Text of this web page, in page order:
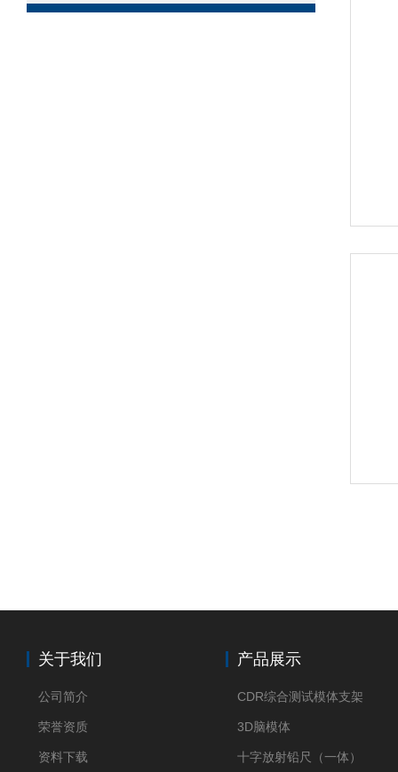
关于我们
公司简介
荣誉资质
资料下载
产品展示
CDR综合测试模体支架
3D脑模体
十字放射铅尺（一体）